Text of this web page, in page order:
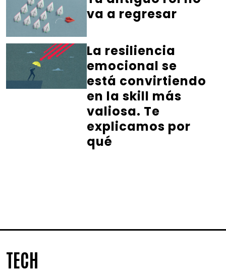
va a regresar
La resiliencia
emocional se
está convirtiendo
en la skill más
valiosa. Te
explicamos por
qué
TECH